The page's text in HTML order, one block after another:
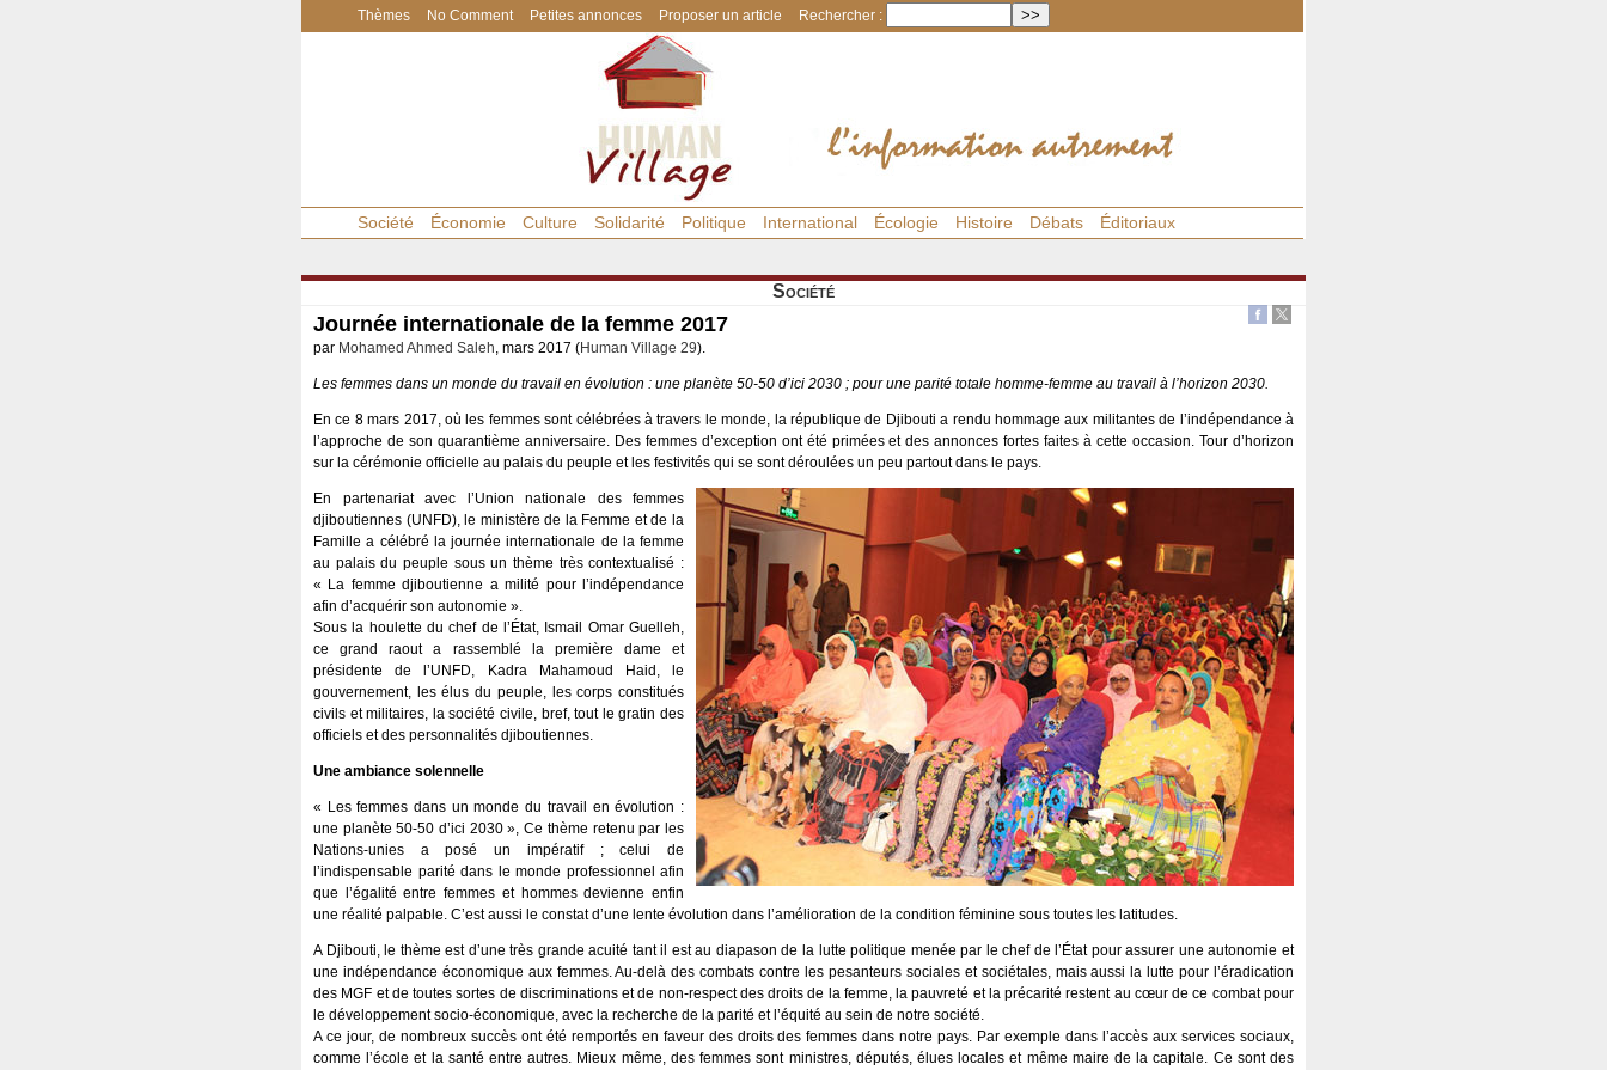
Thèmes No Comment Petites annonces Proposer un article Rechercher :
Société Économie Culture Solidarité Politique International Écologie Histoire Débats Éditoriaux
Société
Journée internationale de la femme 2017
par Mohamed Ahmed Saleh, mars 2017 (Human Village 29).
Les femmes dans un monde du travail en évolution : une planète 50-50 d’ici 2030 ; pour une parité totale homme-femme au travail à l’horizon 2030.
En ce 8 mars 2017, où les femmes sont célébrées à travers le monde, la république de Djibouti a rendu hommage aux militantes de l’indépendance à
l’approche de son quarantième anniversaire. Des femmes d’exception ont été primées et des annonces fortes faites à cette occasion. Tour d’horizon
sur la cérémonie officielle au palais du peuple et les festivités qui se sont déroulées un peu partout dans le pays.
En partenariat avec l’Union nationale des femmes
djiboutiennes (UNFD), le ministère de la Femme et de la
Famille a célébré la journée internationale de la femme
au palais du peuple sous un thème très contextualisé :
« La femme djiboutienne a milité pour l’indépendance
afin d’acquérir son autonomie ».
Sous la houlette du chef de l’État, Ismail Omar Guelleh,
ce grand raout a rassemblé la première dame et
présidente de l’UNFD, Kadra Mahamoud Haid, le
gouvernement, les élus du peuple, les corps constitués
civils et militaires, la société civile, bref, tout le gratin des
officiels et des personnalités djiboutiennes.
Une ambiance solennelle
« Les femmes dans un monde du travail en évolution :
une planète 50-50 d’ici 2030 », Ce thème retenu par les
Nations-unies a posé un impératif ; celui de
l’indispensable parité dans le monde professionnel afin
que l’égalité entre femmes et hommes devienne enfin
une réalité palpable. C’est aussi le constat d’une lente évolution dans l’amélioration de la condition féminine sous toutes les latitudes.
A Djibouti, le thème est d’une très grande acuité tant il est au diapason de la lutte politique menée par le chef de l’État pour assurer une autonomie et
une indépendance économique aux femmes. Au-delà des combats contre les pesanteurs sociales et sociétales, mais aussi la lutte pour l’éradication
des MGF et de toutes sortes de discriminations et de non-respect des droits de la femme, la pauvreté et la précarité restent au cœur de ce combat pour
le développement socio-économique, avec la recherche de la parité et l’équité au sein de notre société.
A ce jour, de nombreux succès ont été remportés en faveur des droits des femmes dans notre pays. Par exemple dans l’accès aux services sociaux,
comme l’école et la santé entre autres. Mieux même, des femmes sont ministres, députés, élues locales et même maire de la capitale. Ce sont des